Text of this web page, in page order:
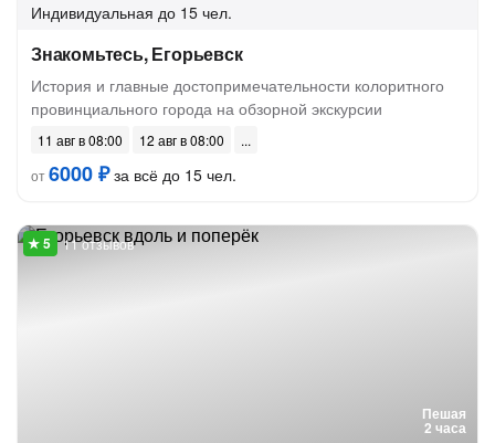
Индивидуальная до 15 чел.
Знакомьтесь, Егорьевск
История и главные достопримечательности колоритного
провинциального города на обзорной экскурсии
11 авг в 08:00
12 авг в 08:00
от6000 ₽за всё до 15 чел.
Пешая
2 часа
11 отзывов